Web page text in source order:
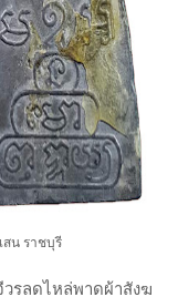
น ราชบุรี
รลดไหล่พาดผ้าสังฆ